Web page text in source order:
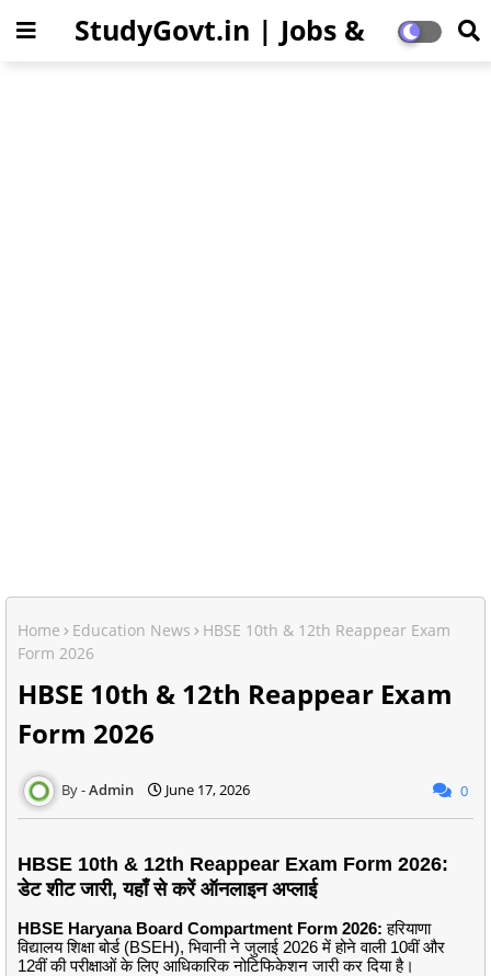
StudyGovt.in | Jobs &
Home Education News
HBSE 10th & 12th Reappear Exam
Form 2026
HBSE 10th & 12th Reappear Exam
Form 2026
Admin June 17, 2026 0
HBSE 10th & 12th Reappear Exam Form 2026:
डेट शीट जारी, यहाँ से करें ऑनलाइन अप्लाई
HBSE Haryana Board Compartment Form 2026: हरियाणा
विद्यालय शिक्षा बोर्ड (BSEH), भिवानी ने जुलाई 2026 में होने वाली 10वीं और
12वीं की परीक्षाओं के लिए आधिकारिक नोटिफिकेशन जारी कर दिया है।